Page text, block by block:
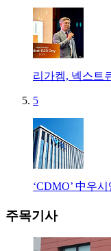
리가켐, 넥스트
5
‘CDMO’ 中우
주목기사